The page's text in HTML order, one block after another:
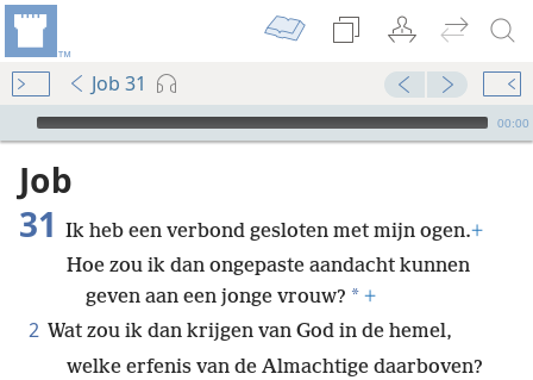
Job 31
Audio Player
00:00
Job
31 Ik heb een verbond gesloten met mijn ogen.+
Hoe zou ik dan ongepaste aandacht kunnen
geven aan een jonge vrouw? * +
2 Wat zou ik dan krijgen van God in de hemel,
welke erfenis van de Almachtige daarboven?